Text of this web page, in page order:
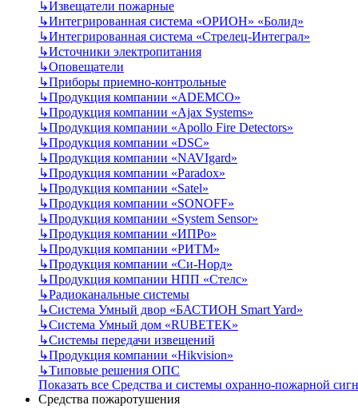
↳Извещатели пожарные
↳Интегрированная система «ОРИОН» «Болид»
↳Интегрированная система «Стрелец-Интеграл»
↳Источники электропитания
↳Оповещатели
↳Приборы приемно-контрольные
↳Продукция компании «ADEMCO»
↳Продукция компании «Ajax Systems»
↳Продукция компании «Apollo Fire Detectors»
↳Продукция компании «DSC»
↳Продукция компании «NAVIgard»
↳Продукция компании «Paradox»
↳Продукция компании «Satel»
↳Продукция компании «SONOFF»
↳Продукция компании «System Sensor»
↳Продукция компании «ИПРо»
↳Продукция компании «РИТМ»
↳Продукция компании «Си-Норд»
↳Продукция компании НПП «Стелс»
↳Радиоканальные системы
↳Система Умный двор «БАСТИОН Smart Yard»
↳Система Умный дом «RUBETEK»
↳Системы передачи извещений
↳Продукция компании «Hikvision»
↳Типовые решения ОПС
Показать все Средства и системы охранно-пожарной
Средства пожаротушения